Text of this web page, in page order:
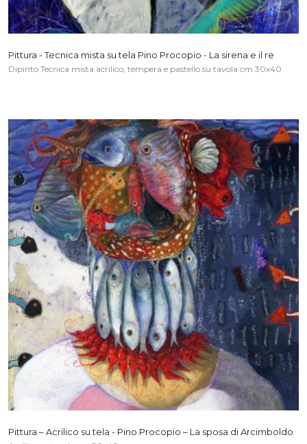
Pittura - Tecnica mista su tela Pino Procopio - La sirena e il re
Dipinto Tecnica mista acrilico, tempera e pastello su tavola cm 30x40
Pittura – Acrilico su tela - Pino Procopio – La sposa di Arcimboldo